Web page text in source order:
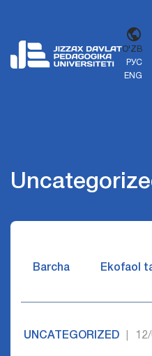
O'ZB
РУС
ENG
Barcha Ekofaol
UNCATEGORIZED